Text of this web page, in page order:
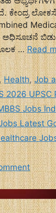
ಕೇಂದ್ರ
ಅಧಿಸೂಚನೆ
…Read
,Health,Job
2026
Jobs
Latest